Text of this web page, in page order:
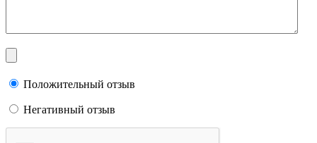
Положительный отзыв
Негативный отзыв